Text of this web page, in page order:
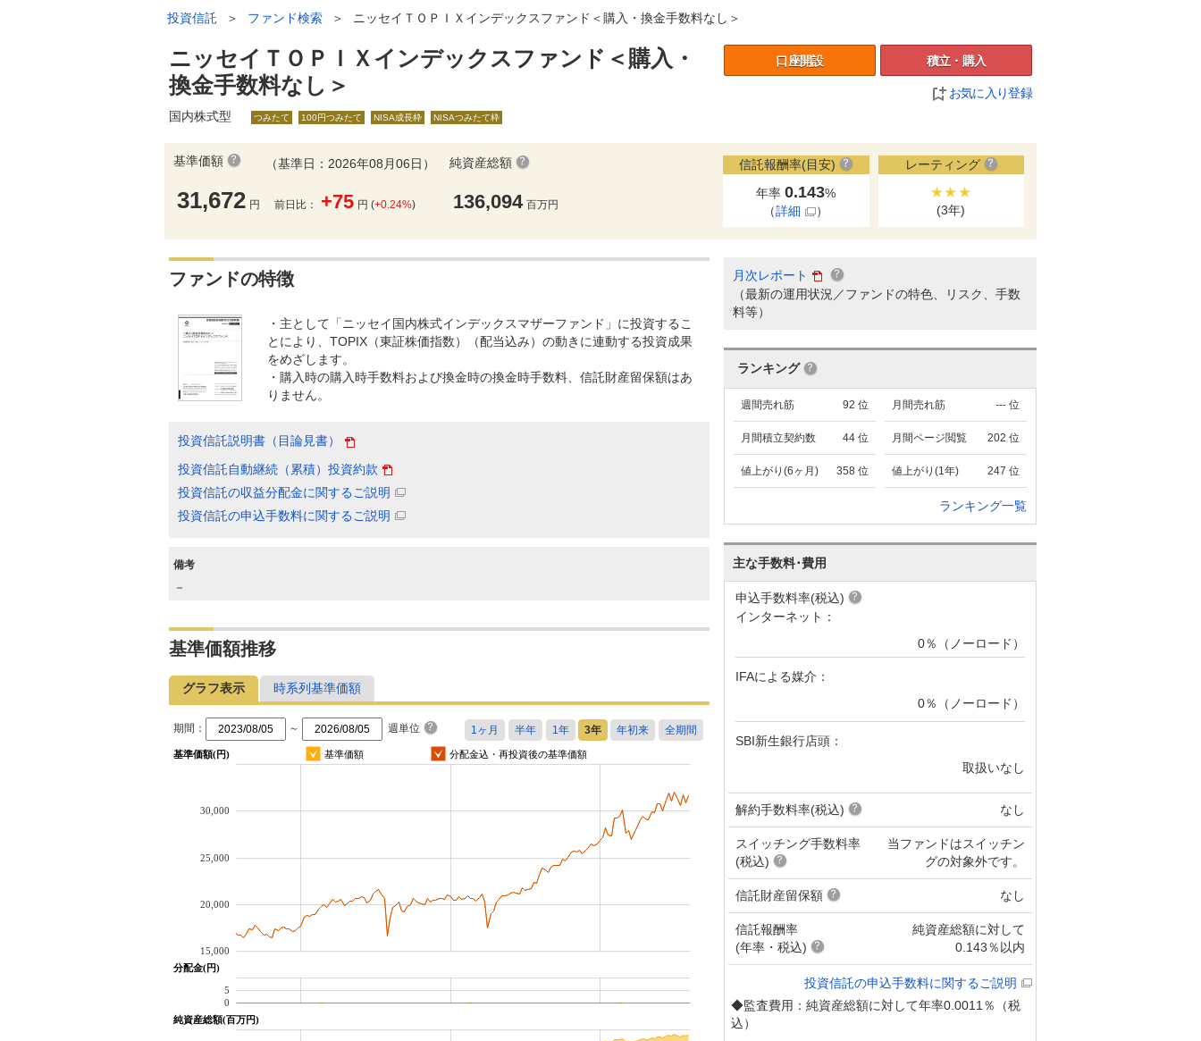
投資信託 ＞ ファンド検索 ＞ ニッセイＴＯＰＩＸインデックスファンド＜購入・換金手数料なし＞
ニッセイＴＯＰＩＸインデックスファンド＜購入・
換金手数料なし＞
口座開設 積立・購入
お気に入り登録
国内株式型
つみたて 100円つみたて NISA成長枠 NISAつみたて枠
基準価額
31,672 円
（基準日：2026年08月06日）
前日比： +75 円 (+0.24%)
純資産総額
136,094 百万円
信託報酬率(目安)
年率0.143%
（詳細 ）
レーティング
★★★
(3年)
ファンドの特徴
・主として「ニッセイ国内株式インデックスマザーファンド」に投資するこ
とにより、TOPIX（東証株価指数）（配当込み）の動きに連動する投資成果
をめざします。
・購入時の購入時手数料および換金時の換金時手数料、信託財産留保額はあ
りません。
投資信託説明書（目論見書）
投資信託自動継続（累積）投資約款
投資信託の収益分配金に関するご説明
投資信託の申込手数料に関するご説明
備考
－
基準価額推移
グラフ表示 時系列基準価額
期間： ～ 週単位
基準価額(円) 基準価額 分配金込・再投資後の基準価額
15,000
20,000
25,000
30,000
分配金(円)
0
5
純資産総額(百万円)
月次レポート
（最新の運用状況／ファンドの特色、リスク、手数
料等）
ランキング
92 位
週間売れ筋 --- 位
月間売れ筋
44 位
月間積立契約数 202 位
月間ページ閲覧
358 位
値上がり(6ヶ月) 247 位
値上がり(1年)
ランキング一覧
主な手数料･費用
申込手数料率(税込)
インターネット：
0％（ノーロード）
IFAによる媒介：
0％（ノーロード）
SBI新生銀行店頭：
取扱いなし
解約手数料率(税込) なし
スイッチング手数料率
(税込)
当ファンドはスイッチン
グの対象外です。
信託財産留保額 なし
信託報酬率
(年率・税込)
純資産総額に対して
0.143％以内
投資信託の申込手数料に関するご説明
◆監査費用：純資産総額に対して年率0.0011％（税
込）